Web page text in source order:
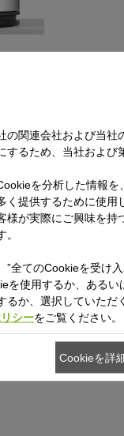
することが出来るユニー
スティール製
の関連会社および当社
するため、当社および
を分析した情報
く提供するために使
様が実際にご興味を持
”全てのCookieを受け
を使用するか、ある
るか、選択していただ
シーをご覧ください。
Cookieを詳